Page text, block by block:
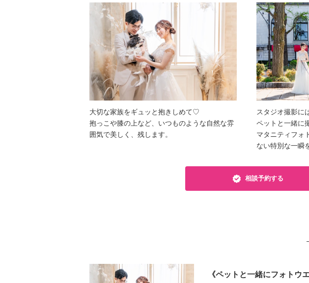
大切な家族をギュッと抱きしめて♡
抱っこや膝の上など、いつものような自然な雰
囲気で美しく、残します。
スタジオ撮影に
ペットと一緒に
マタニティフォ
ない特別な一瞬
相談予約する
《ペットと一緒にフォト